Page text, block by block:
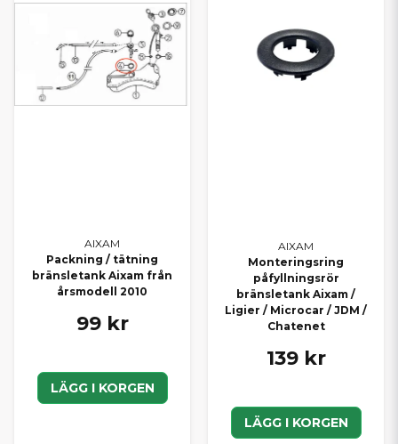
AIXAM
Packning / tätning
bränsletank Aixam från
årsmodell 2010
99 kr
LÄGG I KORGEN
AIXAM
Monteringsring
påfyllningsrör
bränsletank Aixam /
Ligier / Microcar / JDM /
Chatenet
139 kr
LÄGG I KORGEN